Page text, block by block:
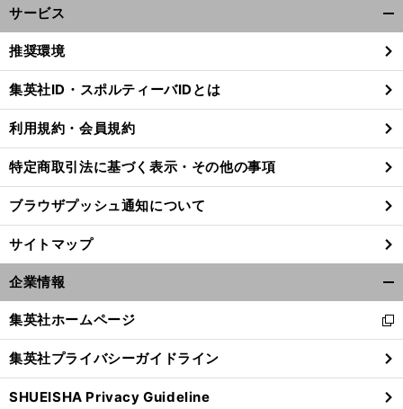
サービス
閉
る
推奨環境
集英社ID・スポルティーバIDとは
利用規約・会員規約
特定商取引法に基づく表示・その他の事項
ブラウザプッシュ通知について
サイトマップ
企業情報
閉
る
集英社ホームページ
新
し
い
ウ
ィ
集英社プライバシーガイドライン
SHUEISHA Privacy Guideline